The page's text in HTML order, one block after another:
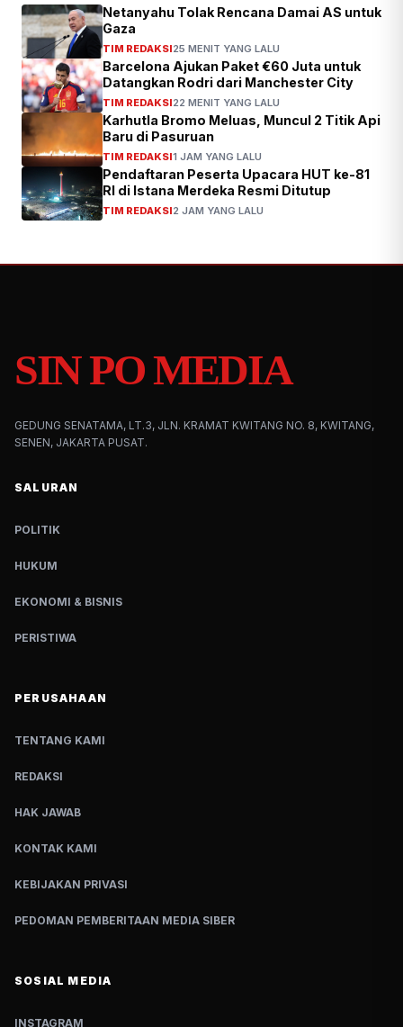
Netanyahu Tolak Rencana Damai AS untuk
Gaza
TIM REDAKSI25 MENIT YANG LALU
Barcelona Ajukan Paket €60 Juta untuk
Datangkan Rodri dari Manchester City
TIM REDAKSI22 MENIT YANG LALU
Karhutla Bromo Meluas, Muncul 2 Titik Api
Baru di Pasuruan
TIM REDAKSI1 JAM YANG LALU
Pendaftaran Peserta Upacara HUT ke-81
RI di Istana Merdeka Resmi Ditutup
TIM REDAKSI2 JAM YANG LALU
SIN PO MEDIA
GEDUNG SENATAMA, LT.3, JLN. KRAMAT KWITANG NO. 8, KWITANG,
SENEN, JAKARTA PUSAT.
SALURAN
POLITIK
HUKUM
EKONOMI & BISNIS
PERISTIWA
PERUSAHAAN
TENTANG KAMI
REDAKSI
HAK JAWAB
KONTAK KAMI
KEBIJAKAN PRIVASI
PEDOMAN PEMBERITAAN MEDIA SIBER
SOSIAL MEDIA
INSTAGRAM